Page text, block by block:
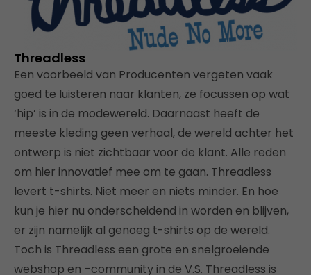
Threadless
Een voorbeeld van Producenten vergeten vaak
goed te luisteren naar klanten, ze focussen op wat
‘hip’ is in de modewereld. Daarnaast heeft de
meeste kleding geen verhaal, de wereld achter het
ontwerp is niet zichtbaar voor de klant. Alle reden
om hier innovatief mee om te gaan. Threadless
levert t-shirts. Niet meer en niets minder. En hoe
kun je hier nu onderscheidend in worden en blijven,
er zijn namelijk al genoeg t-shirts op de wereld.
Toch is Threadless een grote en snelgroeiende
webshop en –community in de V.S. Threadless is